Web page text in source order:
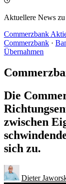
Aktuellere News
Commerzbank
Commerzbank ·
Übernahmen
Die
zwischen
sich zu.
Dieter